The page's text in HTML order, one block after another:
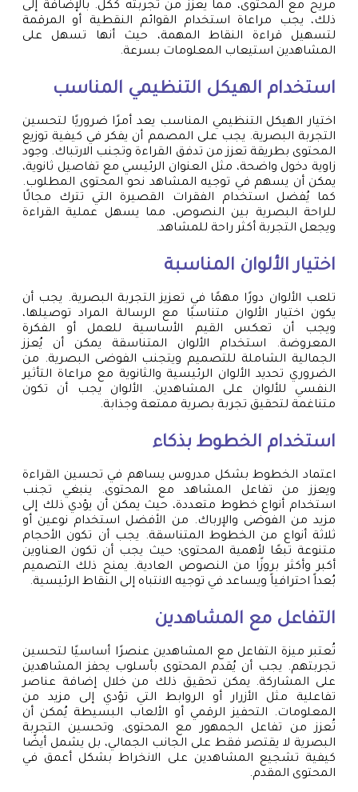
مريح مع المحتوى، مما يعزز من تجربته ككل. بالإضافة إلى
ذلك، يجب مراعاة استخدام القوائم النقطية أو المرقمة
لتسهيل قراءة النقاط المهمة، حيث أنها تسهل على
المشاهدين استيعاب المعلومات بسرعة.
استخدام الهيكل التنظيمي المناسب
اختيار الهيكل التنظيمي المناسب يعد أمرًا ضروريًا لتحسين
التجربة البصرية. يجب على المصمم أن يفكر في كيفية توزيع
المحتوى بطريقة تعزز من تدفق القراءة وتجنب الارتباك. وجود
زاوية دخول واضحة، مثل العنوان الرئيسي مع تفاصيل ثانوية،
يمكن أن يسهم في توجيه المشاهد نحو المحتوى المطلوب.
كما يُفضل استخدام الفقرات القصيرة التي تترك مجالًا
للراحة البصرية بين النصوص، مما يسهل عملية القراءة
ويجعل التجربة أكثر راحة للمشاهد.
اختيار الألوان المناسبة
تلعب الألوان دورًا مهمًا في تعزيز التجربة البصرية. يجب أن
يكون اختيار الألوان متناسبًا مع الرسالة المراد توصيلها،
ويجب أن تعكس القيم الأساسية للعمل أو الفكرة
المعروضة. استخدام الألوان المتناسقة يمكن أن يُعزز
الجمالية الشاملة للتصميم ويتجنب الفوضى البصرية. من
الضروري تحديد الألوان الرئيسية والثانوية مع مراعاة التأثير
النفسي للألوان على المشاهدين. الألوان يجب أن تكون
متناغمة لتحقيق تجربة بصرية ممتعة وجذابة.
استخدام الخطوط بذكاء
اعتماد الخطوط بشكل مدروس يساهم في تحسين القراءة
ويعزز من تفاعل المشاهد مع المحتوى. ينبغي تجنب
استخدام أنواع خطوط متعددة، حيث يمكن أن يؤدي ذلك إلى
مزيد من الفوضى والإرباك. من الأفضل استخدام نوعين أو
ثلاثة أنواع من الخطوط المتناسقة. يجب أن تكون الأحجام
متنوعة تبعًا لأهمية المحتوى؛ حيث يجب أن تكون العناوين
أكبر وأكثر بروزًا من النصوص العادية. يمنح ذلك التصميم
بُعداً احترافياً ويساعد في توجيه الانتباه إلى النقاط الرئيسية.
التفاعل مع المشاهدين
تُعتبر ميزة التفاعل مع المشاهدين عنصرًا أساسيًا لتحسين
تجربتهم. يجب أن يُقدم المحتوى بأسلوب يحفز المشاهدين
على المشاركة. يمكن تحقيق ذلك من خلال إضافة عناصر
تفاعلية مثل الأزرار أو الروابط التي تؤدي إلى مزيد من
المعلومات. التحفيز الرقمي أو الألعاب البسيطة يُمكن أن
تُعزز من تفاعل الجمهور مع المحتوى. وتحسين التجربة
البصرية لا يقتصر فقط على الجانب الجمالي، بل يشمل أيضًا
كيفية تشجيع المشاهدين على الانخراط بشكل أعمق في
المحتوى المقدم.